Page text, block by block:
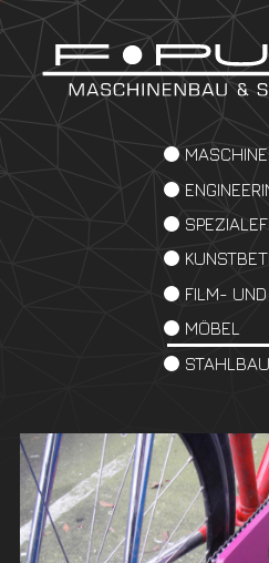
FILM-
MÖBEL
STAHLBAU